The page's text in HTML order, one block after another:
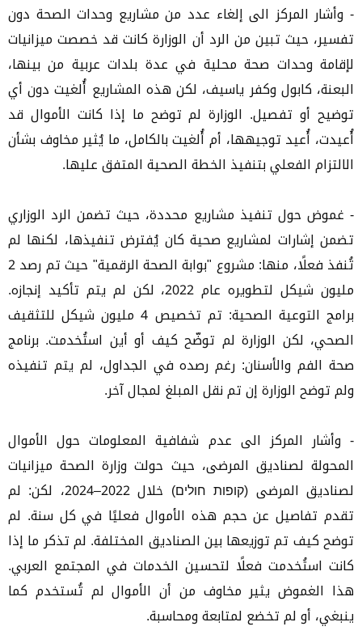
- وأشار المركز الى إلغاء عدد من مشاريع وحدات الصحة دون
تفسير، حيث تبين من الرد أن الوزارة كانت قد خصصت ميزانيات
لإقامة وحدات صحة محلية في عدة بلدات عربية من بينها،
البعنة، كابول وكفر ياسيف، لكن هذه المشاريع أُلغيت دون أي
توضيح أو تفصيل. الوزارة لم توضح ما إذا كانت الأموال قد
أُعيدت، أُعيد توجيهها، أم أُلغيت بالكامل، ما يُثير مخاوف بشأن
الالتزام الفعلي بتنفيذ الخطة الصحية المتفق عليها.
- غموض حول تنفيذ مشاريع محددة، حيث تضمن الرد الوزاري
تضمن إشارات لمشاريع صحية كان يُفترض تنفيذها، لكنها لم
تُنفذ فعلًا، منها: مشروع "بوابة الصحة الرقمية" حيث تم رصد 2
مليون شيكل لتطويره عام 2022، لكن لم يتم تأكيد إنجازه.
برامج التوعية الصحية: تم تخصيص 4 مليون شيكل للتثقيف
الصحي، لكن الوزارة لم توضّح كيف أو أين استُخدمت. برنامج
صحة الفم والأسنان: رغم رصده في الجداول، لم يتم تنفيذه
ولم توضح الوزارة إن تم نقل المبلغ لمجال آخر.
- وأشار المركز الى عدم شفافية المعلومات حول الأموال
المحولة لصناديق المرضى، حيث حولت وزارة الصحة ميزانيات
لصناديق المرضى (קופות חולים) خلال 2022–2024، لكن: لم
تقدم تفاصيل عن حجم هذه الأموال فعليًا في كل سنة. لم
توضح كيف تم توزيعها بين الصناديق المختلفة. لم تذكر ما إذا
كانت استُخدمت فعلًا لتحسين الخدمات في المجتمع العربي.
هذا الغموض يثير مخاوف من أن الأموال لم تُستخدم كما
ينبغي، أو لم تخضع لمتابعة ومحاسبة.